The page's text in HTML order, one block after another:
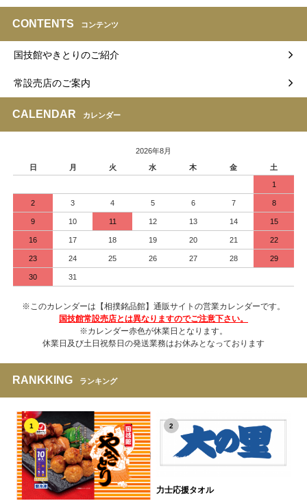
CONTENTS コンテンツ
国技館やきとりのご紹介
常設売店のご案内
CALENDAR カレンダー
2026年8月
日
月 火 水 木 金 土
1
2 3 4 5 6 7 8
9 10 11 12 13 14 15
16 17 18 19 20 21 22
23 24 25 26 27 28 29
30 31
※このカレンダーは【相撲銘品館】通販サイトの営業カレンダーです。
国技館常設売店とは異なりますのでご注意下さい。
※カレンダー赤色が休業日となります。
休業日及び土日祝祭日の発送業務はお休みとなっております
RANKKING ランキング
1 2
力士応援タオル